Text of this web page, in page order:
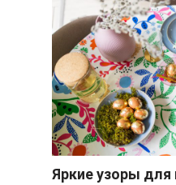
Яркие узоры для